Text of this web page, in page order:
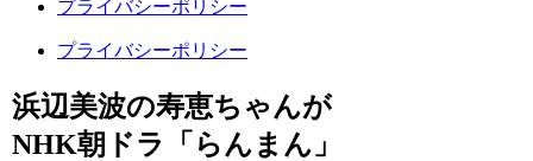
プライバシーポリシー
プライバシーポリシー
浜辺美波の寿恵ちゃんが
NHK朝ドラ「らんまん」